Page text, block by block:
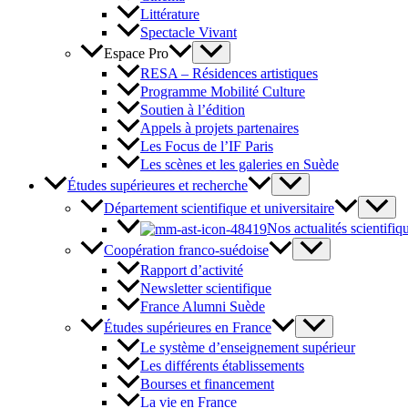
Littérature
Spectacle Vivant
Espace Pro
RESA – Résidences artistiques
Programme Mobilité Culture
Soutien à l’édition
Appels à projets partenaires
Les Focus de l’IF Paris
Les scènes et les galeries en Suède
Études supérieures et recherche
Département scientifique et universitaire
Nos actualités
Coopération franco-suédoise
Rapport d’activité
Newsletter scientifique
France Alumni Suède
Études supérieures en France
Le système d’enseignement supérieur
Les différents établissements
Bourses et financement
La vie en France